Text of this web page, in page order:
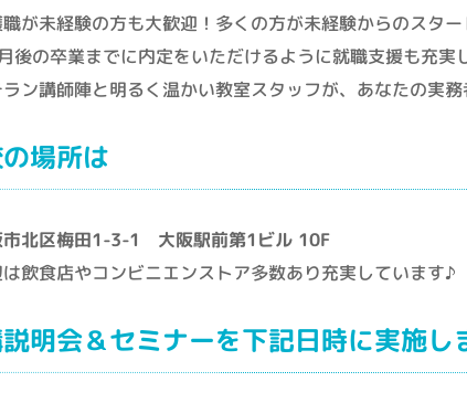
職が未経験の方も大歓迎！多くの方が未経験からのスタ
後の卒業までに内定をいただけるように就職支援も充実
ラン講師陣と明るく温かい教室スタッフが、あなたの実
場所は
北区梅田1-3-1 大阪駅前第1ビル 10F
は飲食店やコンビニエンストア多数あり充実しています♪
明会＆セミナーを下記日時に実施し